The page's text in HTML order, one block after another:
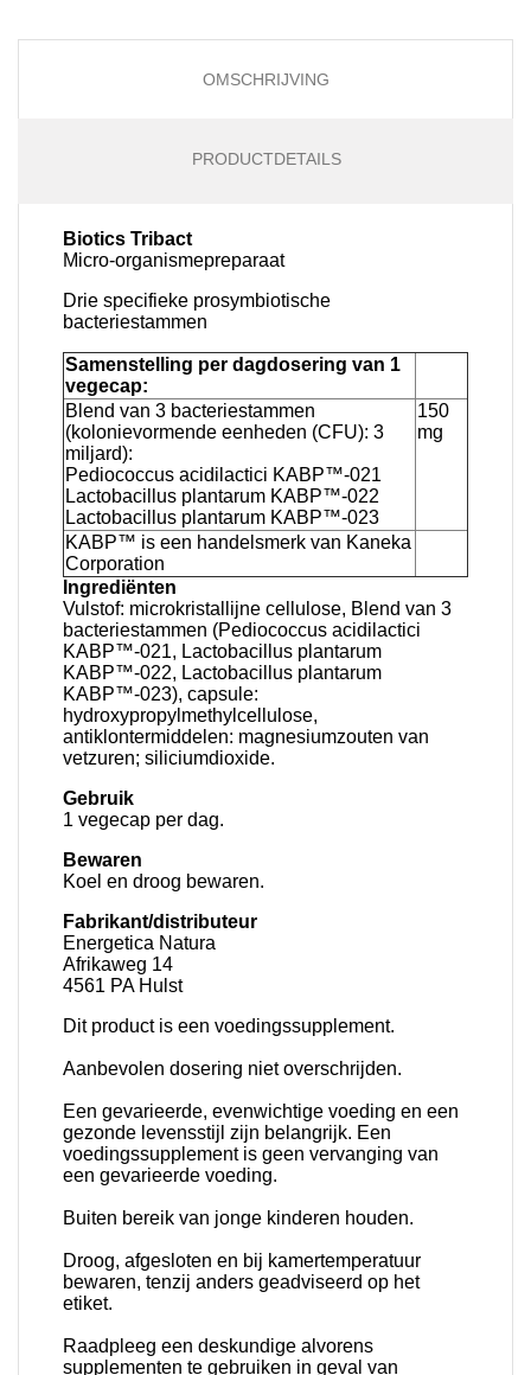
OMSCHRIJVING
PRODUCTDETAILS
Biotics Tribact
Micro-organismepreparaat
Drie specifieke prosymbiotische
bacteriestammen
Samenstelling per dagdosering van 1
vegecap:
Blend van 3 bacteriestammen
(kolonievormende eenheden (CFU): 3
miljard):
Pediococcus acidilactici KABP™-021
Lactobacillus plantarum KABP™-022
Lactobacillus plantarum KABP™-023
150
mg
KABP™ is een handelsmerk van Kaneka
Corporation
Ingrediënten
Vulstof: microkristallijne cellulose, Blend van 3
bacteriestammen (Pediococcus acidilactici
KABP™-021, Lactobacillus plantarum
KABP™-022, Lactobacillus plantarum
KABP™-023), capsule:
hydroxypropylmethylcellulose,
antiklontermiddelen: magnesiumzouten van
vetzuren; siliciumdioxide.
Gebruik
1 vegecap per dag.
Bewaren
Koel en droog bewaren.
Fabrikant/distributeur
Energetica Natura
Afrikaweg 14
4561 PA Hulst
Dit product is een voedingssupplement.
Aanbevolen dosering niet overschrijden.
Een gevarieerde, evenwichtige voeding en een
gezonde levensstijl zijn belangrijk. Een
voedingssupplement is geen vervanging van
een gevarieerde voeding.
Buiten bereik van jonge kinderen houden.
Droog, afgesloten en bij kamertemperatuur
bewaren, tenzij anders geadviseerd op het
etiket.
Raadpleeg een deskundige alvorens
supplementen te gebruiken in geval van